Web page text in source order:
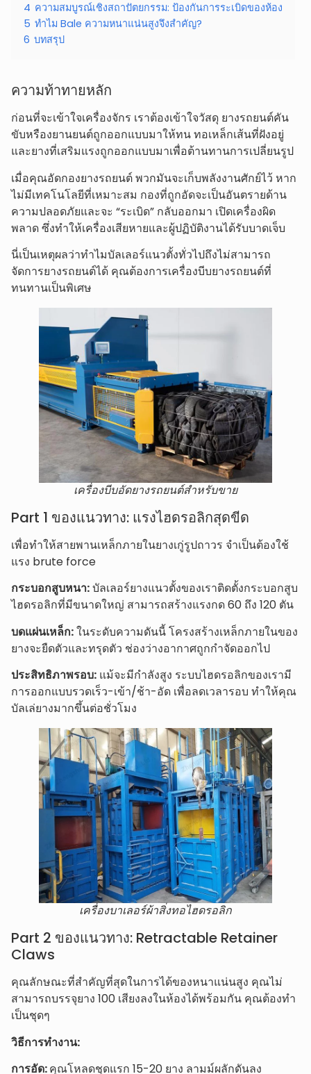
4 ความสมบูรณ์เชิงสถาปัตยกรรม: ป้องกันการระเบิดของห้อง
5 ทำไม Bale ความหนาแน่นสูงจึงสำคัญ?
6 บทสรุป
ความท้าทายหลัก
ก่อนที่จะเข้าใจเครื่องจักร เราต้องเข้าใจวัสดุ ยางรถยนต์คัน
ขับหรืองยานยนต์ถูกออกแบบมาให้ทน ทอเหล็กเส้นที่ฝังอยู่
และยางที่เสริมแรงถูกออกแบบมาเพื่อต้านทานการเปลี่ยนรูป
เมื่อคุณอัดกองยางรถยนต์ พวกมันจะเก็บพลังงานศักย์ไว้ หาก
ไม่มีเทคโนโลยีที่เหมาะสม กองที่ถูกอัดจะเป็นอันตรายด้าน
ความปลอดภัยและจะ “ระเบิด” กลับออกมา เปิดเครื่องผิด
พลาด ซึ่งทำให้เครื่องเสียหายและผู้ปฏิบัติงานได้รับบาดเจ็บ
นี่เป็นเหตุผลว่าทำไมบัลเลอร์แนวตั้งทั่วไปถึงไม่สามารถ
จัดการยางรถยนต์ได้ คุณต้องการเครื่องบีบยางรถยนต์ที่
ทนทานเป็นพิเศษ
เครื่องบีบอัดยางรถยนต์สำหรับขาย
Part 1 ของแนวทาง: แรงไฮดรอลิกสุดขีด
เพื่อทำให้สายพานเหล็กภายในยางเกู่รูปถาวร จำเป็นต้องใช้
แรง brute force
กระบอกสูบหนา:บัลเลอร์ยางแนวตั้งของเราติดตั้งกระบอกสูบ
ไฮดรอลิกที่มีขนาดใหญ่ สามารถสร้างแรงกด 60 ถึง 120 ตัน
บดแผ่นเหล็ก:ในระดับความดันนี้ โครงสร้างเหล็กภายในของ
ยางจะยืดตัวและทรุดตัว ช่องว่างอากาศถูกกำจัดออกไป
ประสิทธิภาพรอบ: แม้จะมีกำลังสูง ระบบไฮดรอลิกของเรามี
การออกแบบรวดเร็ว-เข้า/ช้า-อัด เพื่อลดเวลารอบ ทำให้คุณ
บัลเล่ยางมากขึ้นต่อชั่วโมง
เครื่องบาเลอร์ผ้าสิ่งทอไฮดรอลิก
Part 2 ของแนวทาง: Retractable Retainer
Claws
คุณลักษณะที่สำคัญที่สุดในการได้ของหนาแน่นสูง คุณไม่
สามารถบรรจุยาง 100 เสียงลงในห้องได้พร้อมกัน คุณต้องทำ
เป็นชุดๆ
วิธีการทำงาน:
การอัด:คุณโหลดชุดแรก 15-20 ยาง ลามม์ผลักดันลง